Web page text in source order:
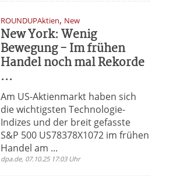
ROUNDUPAktien, New
New York: Wenig
Bewegung - Im frühen
Handel noch mal Rekorde
...
Am US-Aktienmarkt haben sich
die wichtigsten Technologie-
Indizes und der breit gefasste
S&P 500 US78378X1072 im frühen
Handel am ...
dpa.de, 07.10.25 17:03 Uhr